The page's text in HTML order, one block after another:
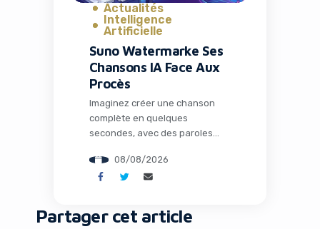
Actualités
Intelligence
Artificielle
Suno Watermarke Ses
Chansons IA Face Aux
Procès
Imaginez créer une chanson
complète en quelques
secondes, avec des paroles
entraînante et une voix qui
semble tout droit sortie d’un
d’intelligence artificielle comme
08/08/2026
Partager cet article